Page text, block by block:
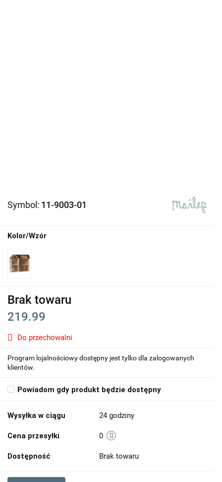
Symbol: 11-9003-01
Kolor/Wzór
Brak towaru
219.99
Do przechowalni
Program lojalnościowy dostępny jest tylko dla zalogowanych
klientów.
Powiadom gdy produkt będzie dostępny
Wysyłka w ciągu 24 godziny
Cena przesyłki 0
Dostępność Brak towaru